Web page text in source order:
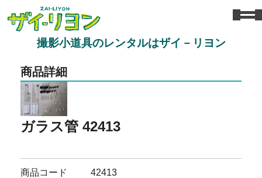
撮影小道具のレンタルはザイ－リヨン
商品詳細
ガラス管 42413
商品コード 42413